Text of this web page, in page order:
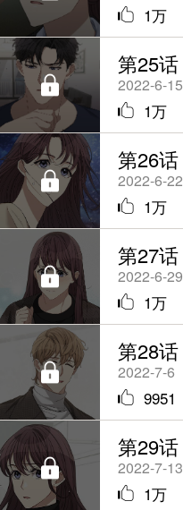
1万
第25话
2022-6-15
1万
第26话
2022-6-22
1万
第27话
2022-6-29
1万
第28话
2022-7-6
9951
第29话
2022-7-13
1万